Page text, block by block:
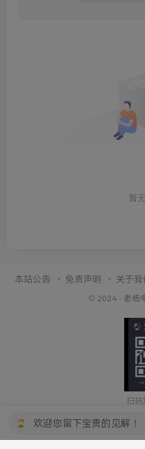
暂
本站公告 免责声明 关于我
© 2024 · 老杨
扫码
欢迎您留下宝贵的见解！